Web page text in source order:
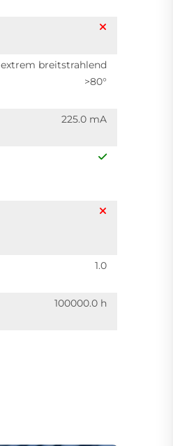
extrem breitstrahlend
>80°
225.0 mA
1.0
100000.0 h